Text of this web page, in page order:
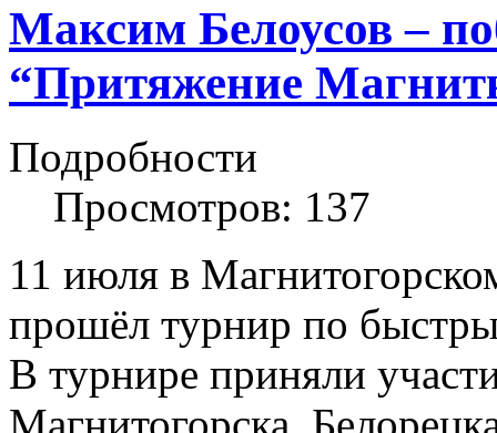
Максим Белоусов –
“Притяжение
Подробности
Просмотров: 137
11 июля в
прошёл турнир по
В турнире приняли
Магнитогорска,